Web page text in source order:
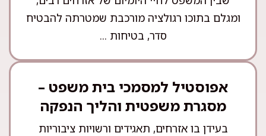
ומגלם בתוכו רגולציה מורכבת שמטרתה להבטיח
סדר, בטיחות ...
אפוסטיל למסמכי בית משפט –
מסגרת משפטית והליך הנפקה
בעידן בו אזרחים, תאגידים ורשויות ציבוריות